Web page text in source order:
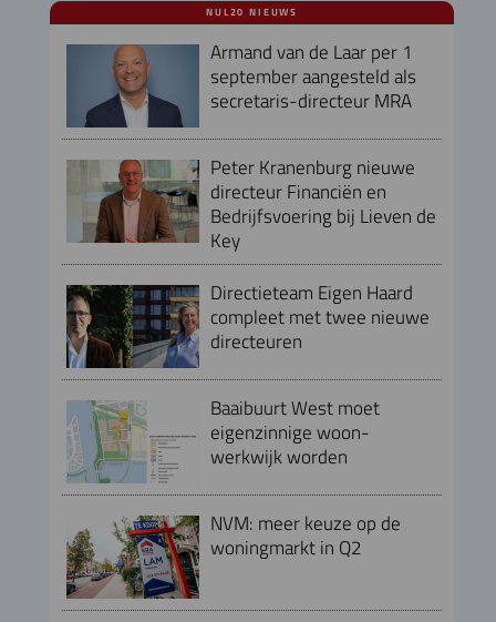
NUL20 NIEUWS
Armand van de Laar per 1
september aangesteld als
secretaris-directeur MRA
Peter Kranenburg nieuwe
directeur Financiën en
Bedrijfsvoering bij Lieven de
Key
Directieteam Eigen Haard
compleet met twee nieuwe
directeuren
Baaibuurt West moet
eigenzinnige woon-
werkwijk worden
NVM: meer keuze op de
woningmarkt in Q2